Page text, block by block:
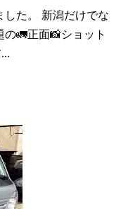
た。 新潟だけでな
🚛正面📸ショット